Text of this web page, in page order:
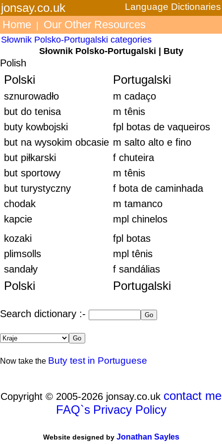
jonsay.co.uk Language Dictionaries
Home Our Other Resources
Słownik Polsko-Portugalski categories
Słownik Polsko-Portugalski | Buty
Polish
Polski Portugalski
sznurowadło
m cadaço
but do tenisa
m tênis
buty kowbojski
fpl botas de vaqueiros
but na wysokim obcasie m salto alto e fino
but piłkarski
f chuteira
but sportowy
m tênis
but turystyczny
f bota de caminhada
chodak
m tamanco
kapcie
mpl chinelos
kozaki
fpl botas
plimsolls
mpl tênis
sandały
f sandálias
Polski Portugalski
Search dictionary :-
Now take the Buty test in Portuguese
Copyright © 2005-2026 jonsay.co.uk contact me
FAQ`s Privacy Policy
Website designed by Jonathan Sayles